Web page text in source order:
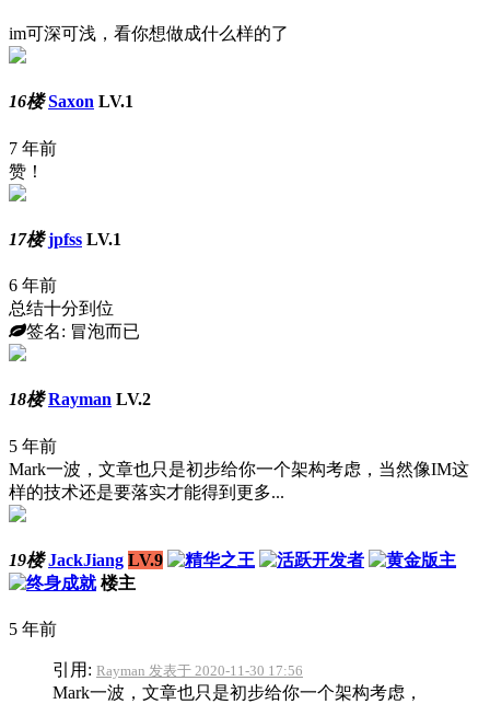
im可深可浅，看你想做成什么样的了
16楼 Saxon LV.1
7 年前
赞！
17楼 jpfss LV.1
6 年前
总结十分到位
签名: 冒泡而已
18楼 Rayman LV.2
5 年前
Mark一波，文章也只是初步给你一个架构考虑，当然像IM这
样的技术还是要落实才能得到更多...
19楼 JackJiang LV.9
楼主
5 年前
引用: Rayman 发表于 2020-11-30 17:56
Mark一波，文章也只是初步给你一个架构考虑，